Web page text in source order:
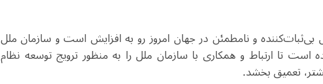
و نامطمئن در جهان امروز رو به افزایش است و سازمان ملل
است تا ارتباط و همکاری با سازمان ملل را به منظور ترویج توسعه نظام
تعمیق بخشد.